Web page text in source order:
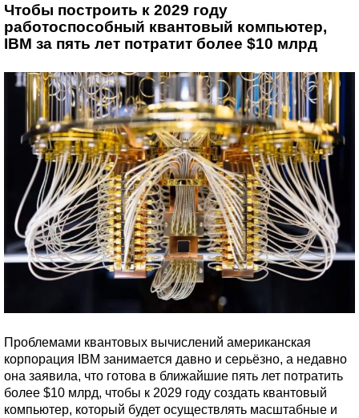
Чтобы построить к 2029 году
работоспособный квантовый компьютер,
IBM за пять лет потратит более $10 млрд
Проблемами квантовых вычислений американская
корпорация IBM занимается давно и серьёзно, а недавно
она заявила, что готова в ближайшие пять лет потратить
более $10 млрд, чтобы к 2029 году создать квантовый
компьютер, который будет осуществлять масштабные и